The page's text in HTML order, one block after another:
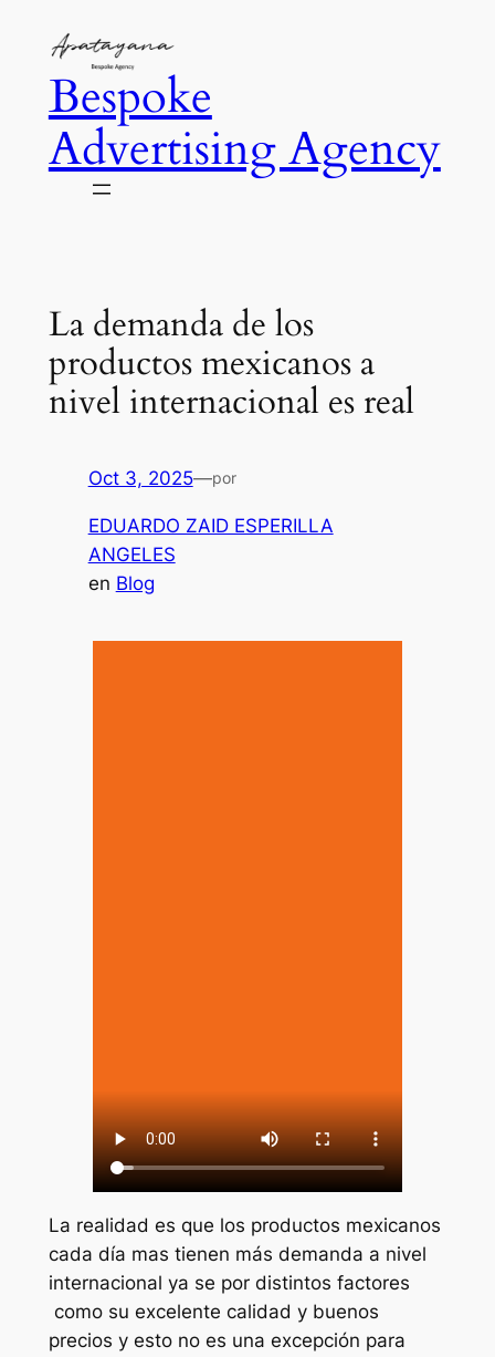
contenido
Bespoke
Advertising Agency
La demanda de los
productos mexicanos a
nivel internacional es real
Oct 3, 2025—por
EDUARDO ZAID ESPERILLA
ANGELES
en Blog
La realidad es que los productos mexicanos
cada día mas tienen más demanda a nivel
internacional ya se por distintos factores
como su excelente calidad y buenos
precios y esto no es una excepción para